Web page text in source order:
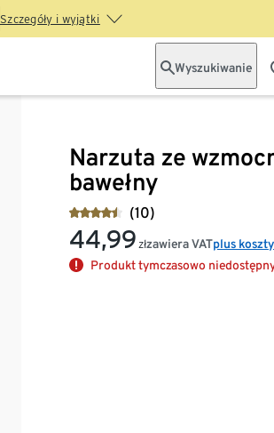
Szczegóły i wyjątki
Wyszukiwanie
Narzuta ze
bawełny
(10)
44,99 złzawiera VATplus
Produkt tymczasowo